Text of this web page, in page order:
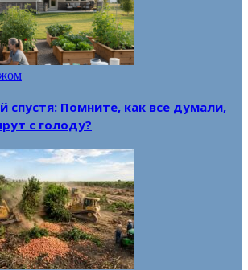
спустя: Помните, как все думали,
с голоду?